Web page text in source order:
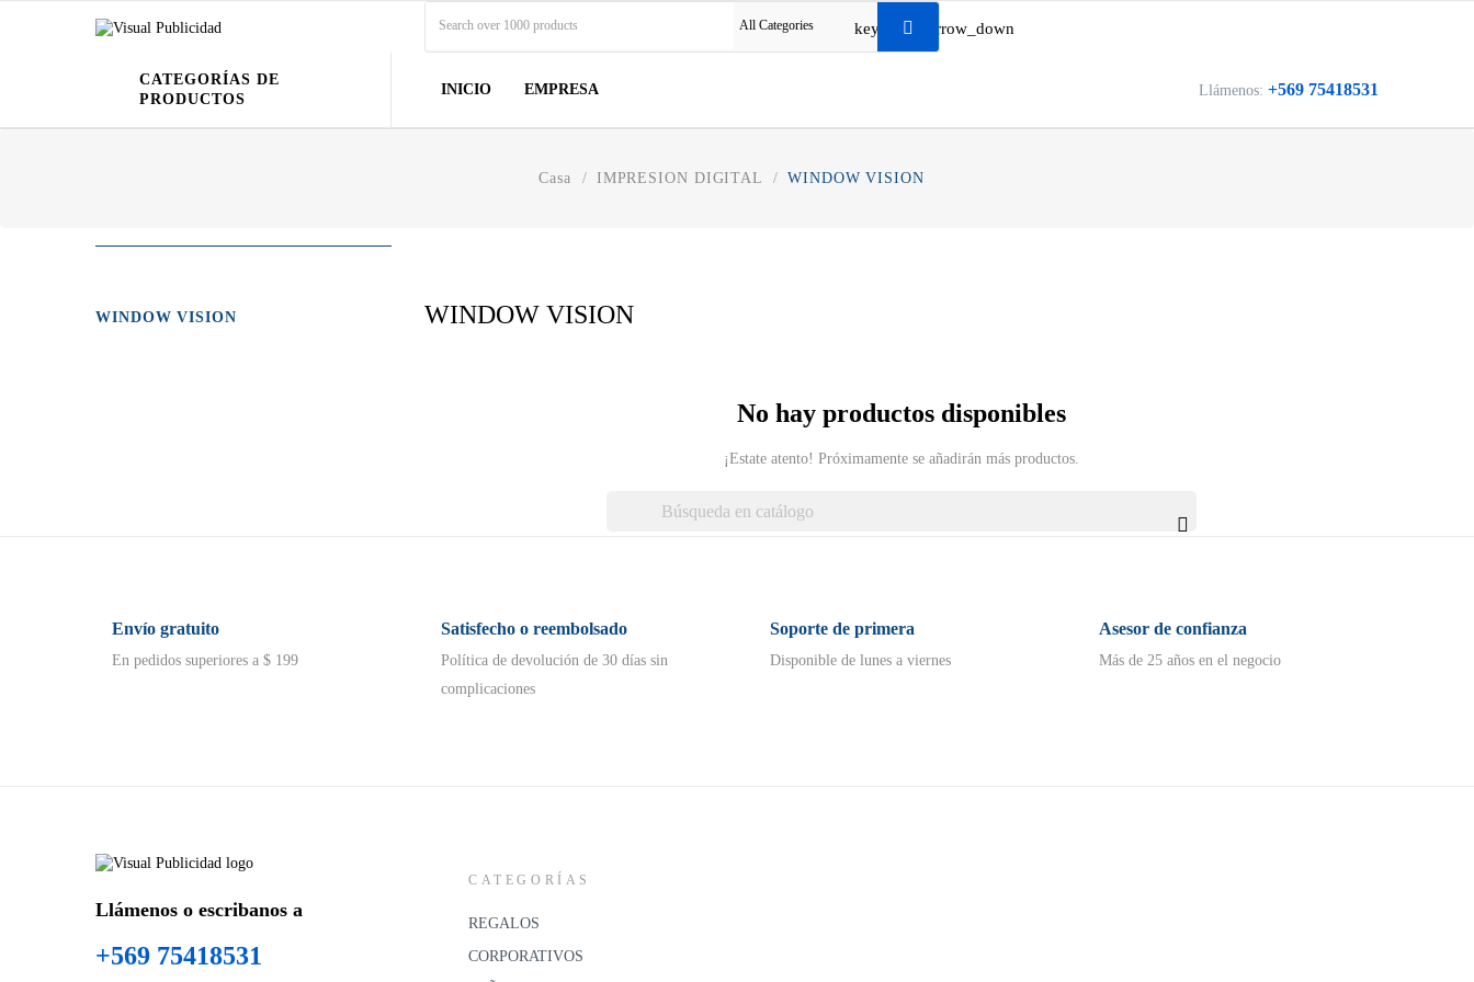
All Categories keyboard_arrow_down
CATEGORÍAS DE
PRODUCTOS
INICIO EMPRESA Llámenos: +569 75418531
Casa IMPRESION DIGITAL WINDOW VISION
WINDOW VISION WINDOW VISION
No hay productos disponibles
¡Estate atento! Próximamente se añadirán más productos.

Envío gratuito
En pedidos superiores a $ 199
Satisfecho o reembolsado
Política de devolución de 30 días sin
complicaciones
Soporte de primera
Disponible de lunes a viernes
Asesor de confianza
Más de 25 años en el negocio
Llámenos o escribanos a
+569 75418531
CATEGORÍAS
REGALOS
CORPORATIVOS